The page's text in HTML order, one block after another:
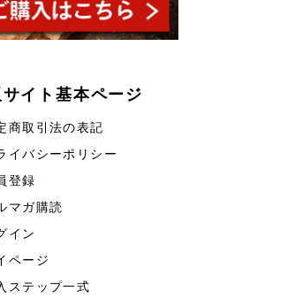
イト基本ページ
商取引法の表記
イバシーポリシー
登録
マガ購読
イン
ページ
ステップ一式